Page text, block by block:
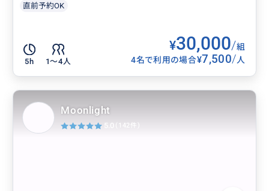
直前予約OK
5h 1〜4人
¥30,000/組
4名で利用の場合¥7,500/人
Moonlight
5.0 (142件)